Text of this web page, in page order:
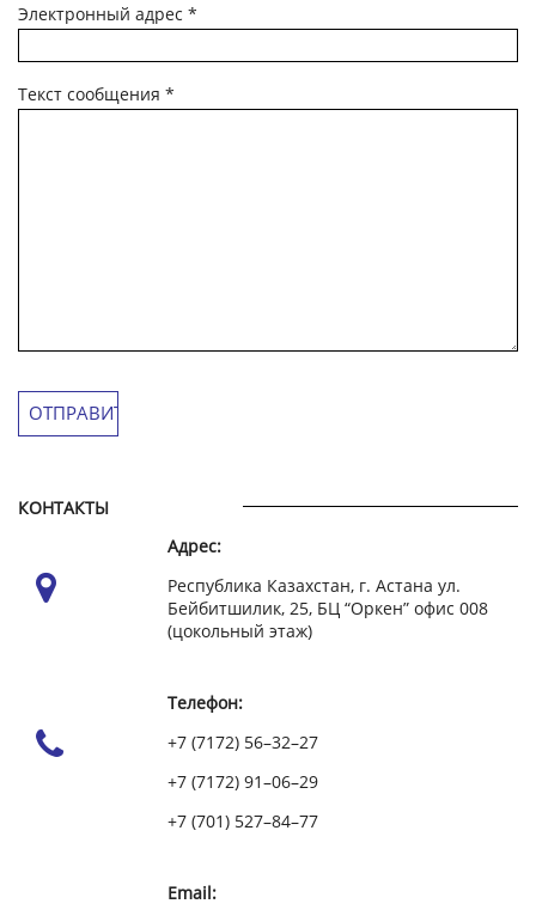
Электронный адрес *
Текст сообщения *
КОНТАКТЫ
Адрес:
Республика Казахстан, г. Астана ул.
Бейбитшилик, 25, БЦ “Оркен” офис 008
(цокольный этаж)
Телефон:
+7 (7172) 56–32–27
+7 (7172) 91–06–29
+7 (701) 527–84–77
Email: